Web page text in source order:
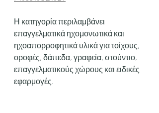
Η κατηγορία περιλαμβάνει
επαγγελματικά ηχομονωτικά και
ηχοαπορροφητικά υλικά για τοίχους,
οροφές, δάπεδα, γραφεία, στούντιο,
επαγγελματικούς χώρους και ειδικές
εφαρμογές.